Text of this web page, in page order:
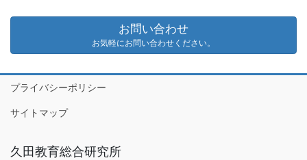
お問い合わせ
お気軽にお問い合わせください。
プライバシーポリシー
サイトマップ
久田教育総合研究所